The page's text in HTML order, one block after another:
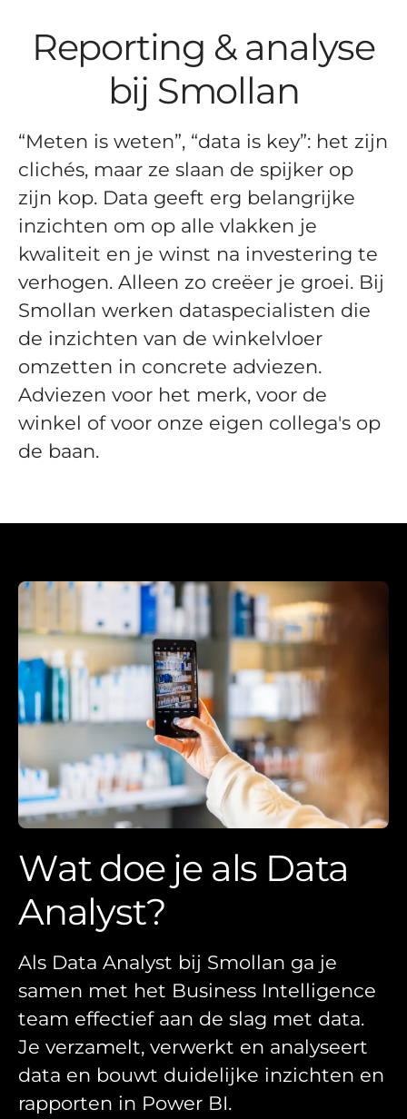
Reporting & analyse
bij Smollan
“Meten is weten”, “data is key”: het zijn
clichés, maar ze slaan de spijker op
zijn kop. Data geeft erg belangrijke
inzichten om op alle vlakken je
kwaliteit en je winst na investering te
verhogen. Alleen zo creëer je groei. Bij
Smollan werken dataspecialisten die
de inzichten van de winkelvloer
omzetten in concrete adviezen.
Adviezen voor het merk, voor de
winkel of voor onze eigen collega's op
de baan.
Wat doe je als Data
Analyst?
Als Data Analyst bij Smollan ga je
samen met het Business Intelligence
team effectief aan de slag met data.
Je verzamelt, verwerkt en analyseert
data en bouwt duidelijke inzichten en
rapporten in Power BI.